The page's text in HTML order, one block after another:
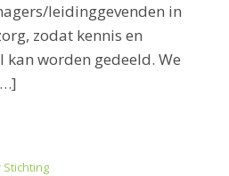
leidinggevenden in
zodat kennis en
kan worden gedeeld. We
Stichting